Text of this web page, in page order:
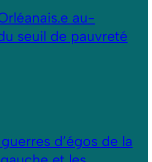
au-
seuil de pauvreté
d’égos de la